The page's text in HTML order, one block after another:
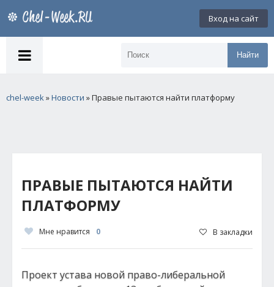
Вход на сайт
Найти
chel-week»Новости » Правые пытаются найти платформу
ПРАВЫЕ ПЫТАЮТСЯ НАЙТИ
ПЛАТФОРМУ
Мне нравится 0 В закладки
Проект устава новой право-либеральной